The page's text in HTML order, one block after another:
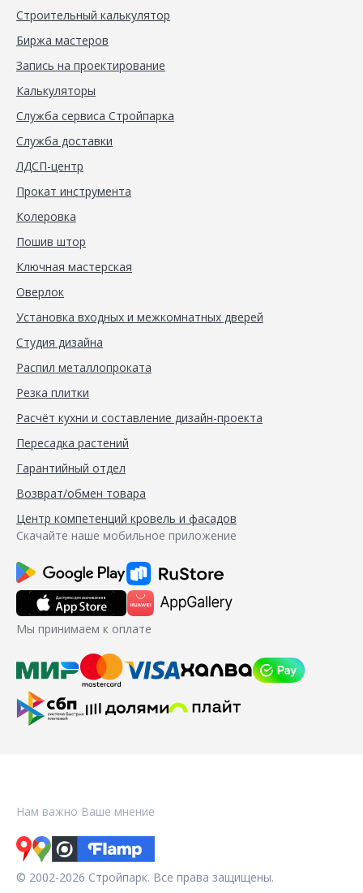
Строительный калькулятор
Биржа мастеров
Запись на проектирование
Калькуляторы
Служба сервиса Стройпарка
Служба доставки
ЛДСП-центр
Прокат инструмента
Колеровка
Пошив штор
Ключная мастерская
Оверлок
Установка входных и межкомнатных дверей
Студия дизайна
Распил металлопроката
Резка плитки
Расчёт кухни и составление дизайн-проекта
Пересадка растений
Гарантийный отдел
Возврат/обмен товара
Центр компетенций кровель и фасадов
Скачайте наше мобильное приложение
Мы принимаем к оплате
Нам важно Ваше мнение
© 2002-2026 Стройпарк. Все права защищены.